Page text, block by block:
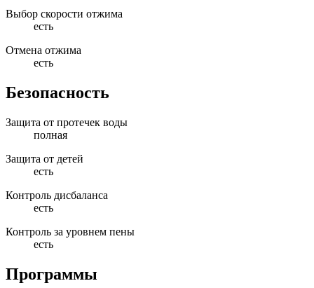
Выбор скорости отжима
есть
Отмена отжима
есть
Безопасность
Защита от протечек воды
полная
Защита от детей
есть
Контроль дисбаланса
есть
Контроль за уровнем пены
есть
Программы